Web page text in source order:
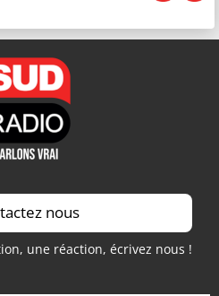
nous
une réaction, écrivez nous !